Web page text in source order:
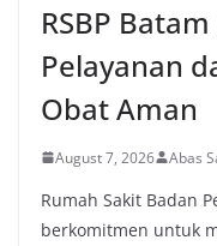
RSBP
Pelayanan
Obat Aman
August 7, 2026 Abas
Rumah Sakit Badan
berkomitmen untuk